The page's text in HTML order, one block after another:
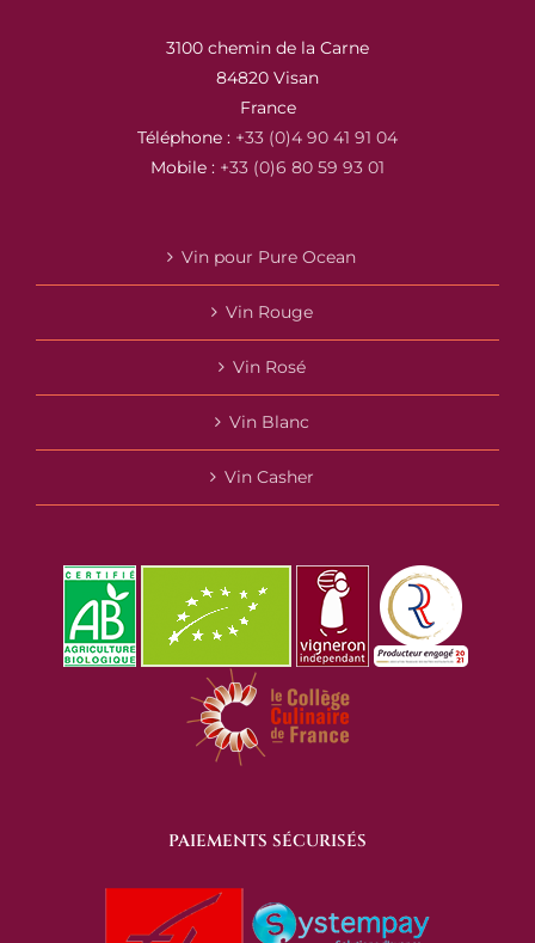
3100 chemin de la Carne
84820 Visan
France
Téléphone : +33 (0)4 90 41 91 04
Mobile : +33 (0)6 80 59 93 01
Vin pour Pure Ocean
Vin Rouge
Vin Rosé
Vin Blanc
Vin Casher
PAIEMENTS SÉCURISÉS